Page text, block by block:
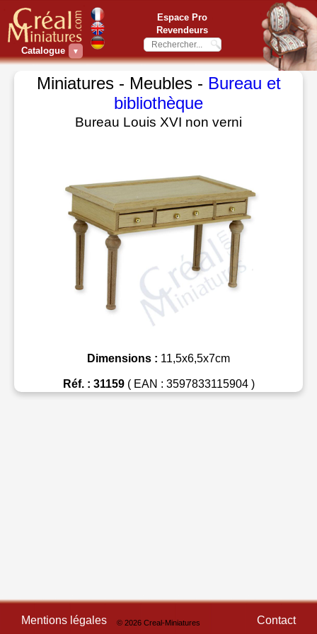
Catalogue ▼
Espace Pro
Revendeurs
Miniatures - Meubles - Bureau et
bibliothèque
Bureau Louis XVI non verni
Dimensions : 11,5x6,5x7cm
Réf. : 31159( EAN : 3597833115904 )
Mentions légales © 2026 Creal-Miniatures Contact